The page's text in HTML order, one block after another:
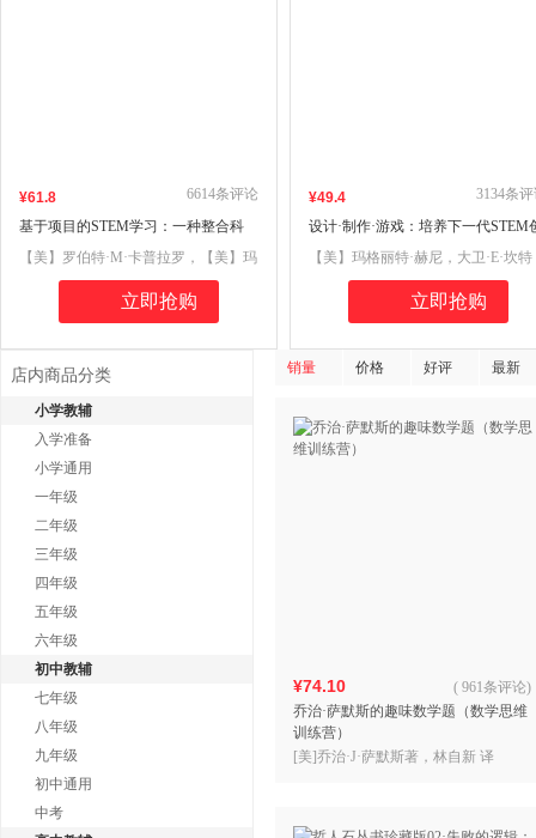
¥61.8
基于项目的STEM学习：一种整合科
学、技术、工程和数学的学习方式
6614条评论
【美】罗伯特·M·卡普拉罗，【美】玛
丽·玛格丽特·卡普拉罗，【美】詹姆斯
立即抢购
¥49.4
设计·制作·游戏：培养下一代STEM
新者
3134条
【美】玛格丽特·赫尼，大卫·E·坎特
立即抢购
店内商品分类
小学教辅
入学准备
小学通用
一年级
二年级
三年级
四年级
五年级
六年级
初中教辅
七年级
八年级
九年级
初中通用
中考
销量 价格 好评 最新
¥74.10
乔治·萨默斯的趣味数学题（数学思维
训练营）
( 961条评论)
[美]乔治·J·萨默斯著，林自新 译